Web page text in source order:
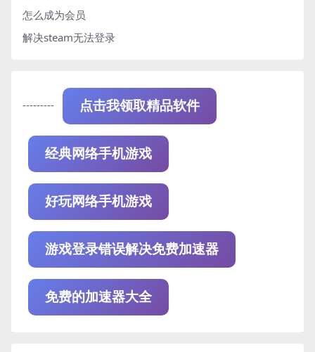
怎么成为会员
解决steam无法登录
--------- 点击我领取精品软件
经典网络手机游戏
好玩网络手机游戏
游戏登录错误解决免费加速器
免费的加速器大全